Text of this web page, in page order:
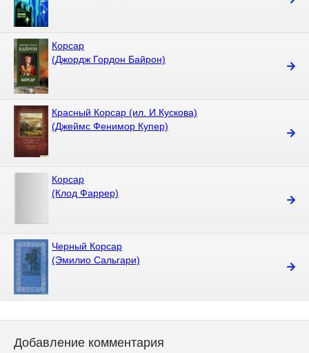
Корсар
(Джордж Гордон Байрон)
Красный Корсар (ил. И.Кускова)
(Джеймс Фенимор Купер)
Корсар
(Клод Фаррер)
Черный Корсар
(Эмилио Сальгари)
Добавление комментария